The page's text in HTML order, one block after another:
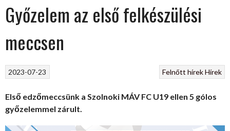
Győzelem az első felkészülési
meccsen
Felnőtt hírekHírek
2023-07-23
Első edzőmeccsünk a Szolnoki MÁV FC U19 ellen 5 gólos
győzelemmel zárult.